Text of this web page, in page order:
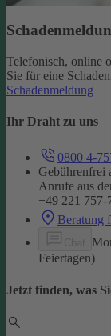
Telefonisch, online
Sie für eine
Schadenmeldung
Ihr Draht zu uns
0800 4-
Gebührenfrei
Anrufe aus
+49 221 757-
Beratung
Feiertagen)
Jetzt finden, was